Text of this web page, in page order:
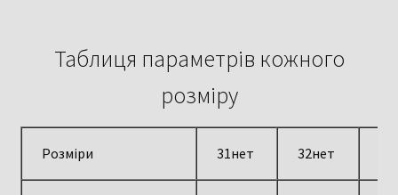
Таблиця параметрів кожного
розміру
Розміри 31нет 32нет